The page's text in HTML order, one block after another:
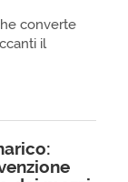
converte
il